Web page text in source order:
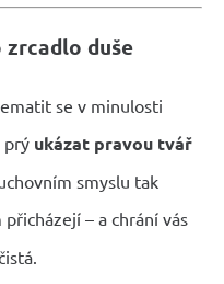
duše
se v minulosti
prý ukázat pravou tvář
smyslu tak
– a chrání vás